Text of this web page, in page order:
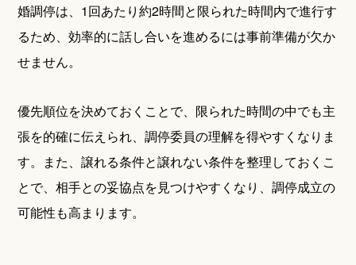
婚調停は、1回あたり約2時間と限られた時間内で進行す
るため、効率的に話し合いを進めるには事前準備が欠か
せません。
優先順位を決めておくことで、限られた時間の中でも主
張を的確に伝えられ、調停委員の理解を得やすくなりま
す。また、譲れる条件と譲れない条件を整理しておくこ
とで、相手との妥協点を見つけやすくなり、調停成立の
可能性も高まります。